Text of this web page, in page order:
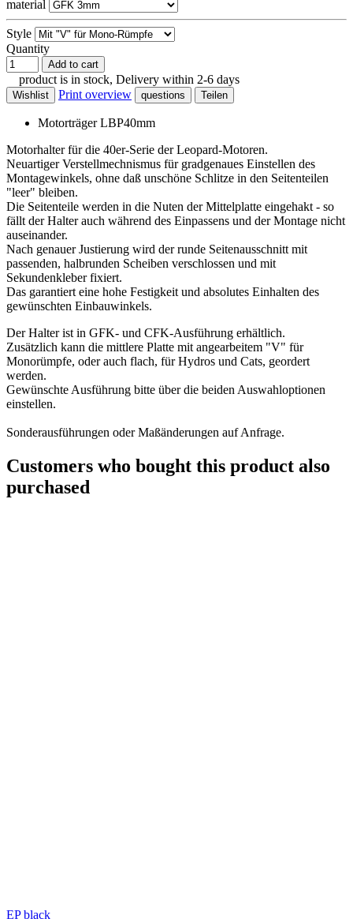
material
Style
Quantity
Add to cart
product is in stock, Delivery within 2-6 days
Wishlist Print overview questions Teilen
Motorträger LBP40mm
Motorhalter für die 40er-Serie der Leopard-Motoren.
Neuartiger Verstellmechnismus für gradgenaues Einstellen des
Montagewinkels, ohne daß unschöne Schlitze in den Seitenteilen
"leer" bleiben.
Die Seitenteile werden in die Nuten der Mittelplatte eingehakt - so
fällt der Halter auch während des Einpassens und der Montage nicht
auseinander.
Nach genauer Justierung wird der runde Seitenausschnitt mit
passenden, halbrunden Scheiben verschlossen und mit
Sekundenkleber fixiert.
Das garantiert eine hohe Festigkeit und absolutes Einhalten des
gewünschten Einbauwinkels.
Der Halter ist in GFK- und CFK-Ausführung erhältlich.
Zusätzlich kann die mittlere Platte mit angearbeitem "V" für
Monorümpfe, oder auch flach, für Hydros und Cats, geordert
werden.
Gewünschte Ausführung bitte über die beiden Auswahloptionen
einstellen.
Sonderausführungen oder Maßänderungen auf Anfrage.
Customers who bought this product also
purchased
EP black